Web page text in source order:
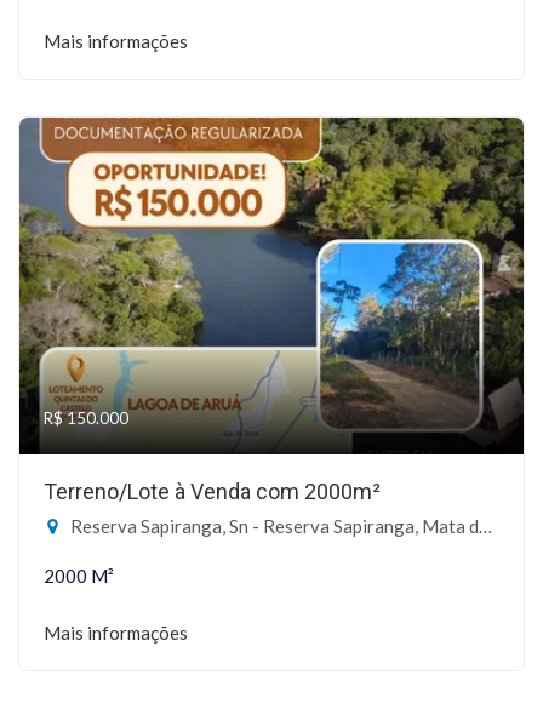
Mais informações
R$ 150.000
Terreno/Lote à Venda com 2000m²
Reserva Sapiranga, Sn - Reserva Sapiranga, Mata de São João-BA
2000 M²
Mais informações